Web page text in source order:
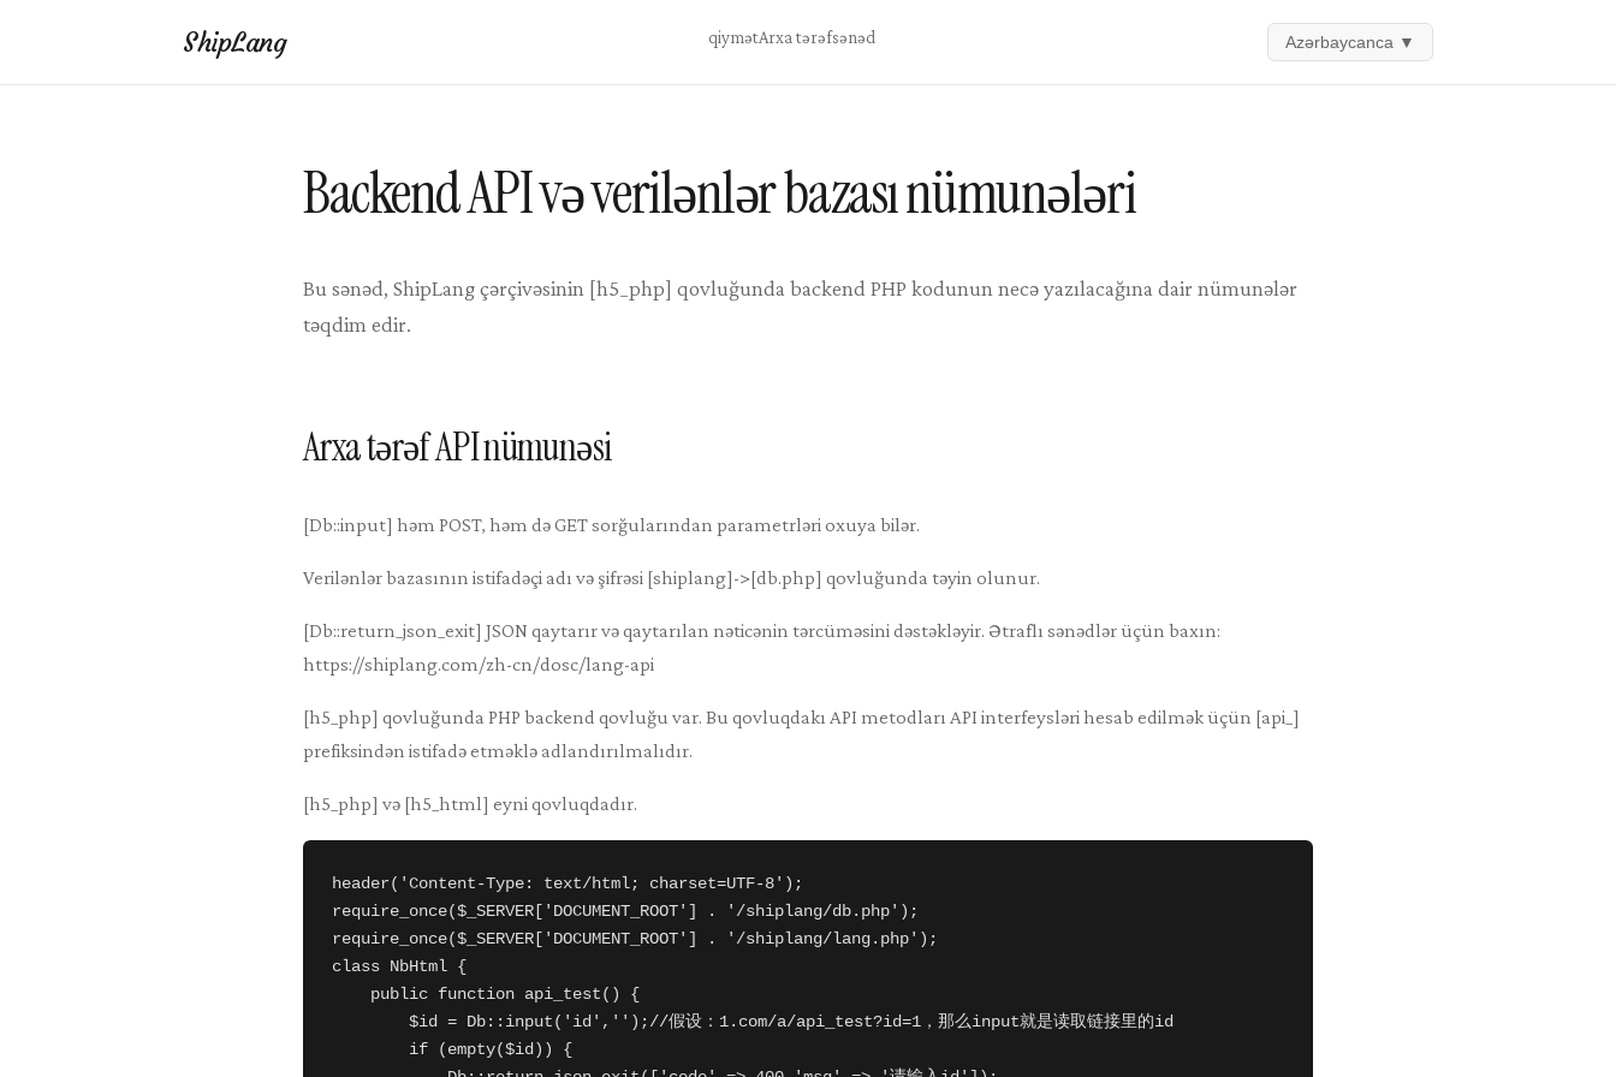
ShipLang qiymətArxa tərəfsənəd Azərbaycanca ▼
Backend API və verilənlər bazası nümunələri
Bu sənəd, ShipLang çərçivəsinin [h5_php] qovluğunda backend PHP kodunun necə yazılacağına dair nümunələr
təqdim edir.
Arxa tərəf API nümunəsi
[Db::input] həm POST, həm də GET sorğularından parametrləri oxuya bilər.
Verilənlər bazasının istifadəçi adı və şifrəsi [shiplang]->[db.php] qovluğunda təyin olunur.
[Db::return_json_exit] JSON qaytarır və qaytarılan nəticənin tərcüməsini dəstəkləyir. Ətraflı sənədlər üçün baxın:
https://shiplang.com/zh-cn/dosc/lang-api
[h5_php] qovluğunda PHP backend qovluğu var. Bu qovluqdakı API metodları API interfeysləri hesab edilmək üçün [api_]
prefiksindən istifadə etməklə adlandırılmalıdır.
[h5_php] və [h5_html] eyni qovluqdadır.
header('Content-Type: text/html; charset=UTF-8');
require_once($_SERVER['DOCUMENT_ROOT'] . '/shiplang/db.php');
require_once($_SERVER['DOCUMENT_ROOT'] . '/shiplang/lang.php');
class NbHtml {
    public function api_test() {
        $id = Db::input('id','');//假设：1.com/a/api_test?id=1，那么input就是读取链接里的id
        if (empty($id)) {